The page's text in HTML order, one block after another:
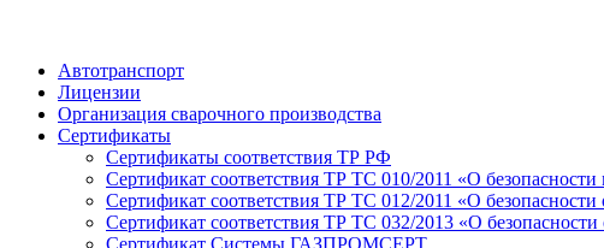
Автотранспорт
Лицензии
Организация сварочного производства
Cертификаты
Сертификаты соответствия ТР РФ
Сертификат соответствия ТР ТС 010/2011 «О
Сертификат соответствия ТР ТС 012/2011 «О
Сертификат соответствия ТР ТС 032/2013 «О
Сертификат Системы ГАЗПРОМСЕРТ